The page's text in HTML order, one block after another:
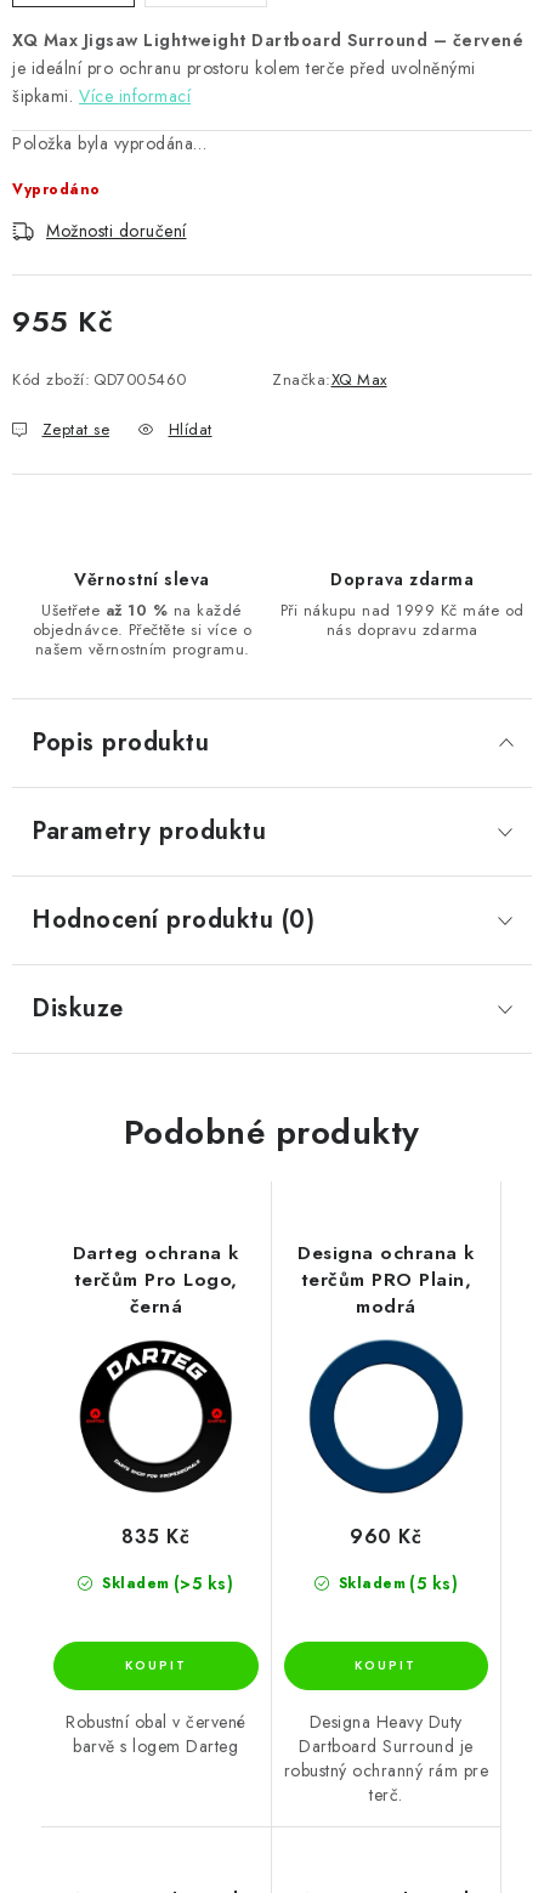
Kontakty Hodnocení obchodu
XQ Max Jigsaw Lightweight Dartboard Surround – červené
je ideální pro ochranu prostoru kolem terče před uvolněnými
šipkami. Více informací
Položka byla vyprodána…
Vyprodáno
Možnosti doručení
955 Kč
Kód zboží: QD7005460 Značka:XQ Max
Zeptat se Hlídat
Věrnostní sleva
Ušetřete až 10 % na každé
objednávce. Přečtěte si více o
našem věrnostním programu.
Doprava zdarma
Při nákupu nad 1999 Kč máte od
nás dopravu zdarma
Popis produktu
Parametry produktu
Hodnocení produktu (0)
Diskuze
Podobné produkty
Darteg ochrana k
terčům Pro Logo,
černá
Skladem (>5 ks)
835 Kč
Robustní obal v červené
barvě s logem Darteg
Designa ochrana k
terčům PRO Plain,
modrá
Skladem (5 ks)
960 Kč
Designa Heavy Duty
Dartboard Surround je
robustný ochranný rám pre
terč.